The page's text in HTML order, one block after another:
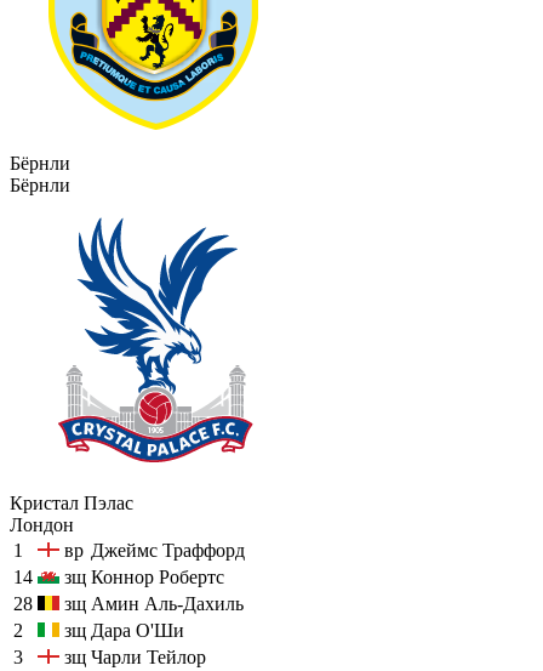
Бёрнли
Бёрнли
Кристал Пэлас
Лондон
1
вр Джеймс Траффорд
14
зщ Коннор Робертс
28
зщ Амин Аль-Дахиль
2
зщ Дара О'Ши
3
зщ Чарли Тейлор